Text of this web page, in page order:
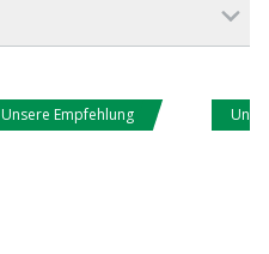
Unsere Empfehlung